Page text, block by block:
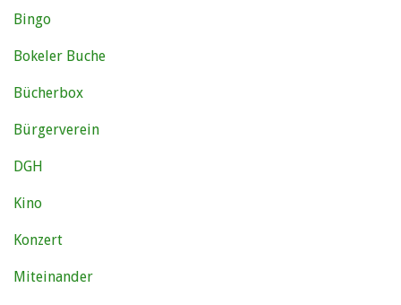
Bingo
Bokeler Buche
Bücherbox
Bürgerverein
DGH
Kino
Konzert
Miteinander